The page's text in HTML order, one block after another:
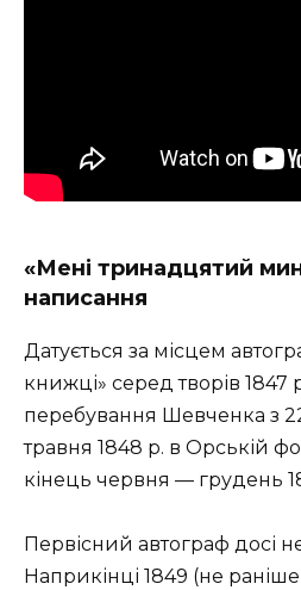
«Мені тринадцятий
написання
Датується за місцем
книжці» серед творів 1847
перебування Шевченка з
травня 1848 р. в Орській
кінець червня — грудень
Первісний автограф досі
Наприкінці 1849 (не